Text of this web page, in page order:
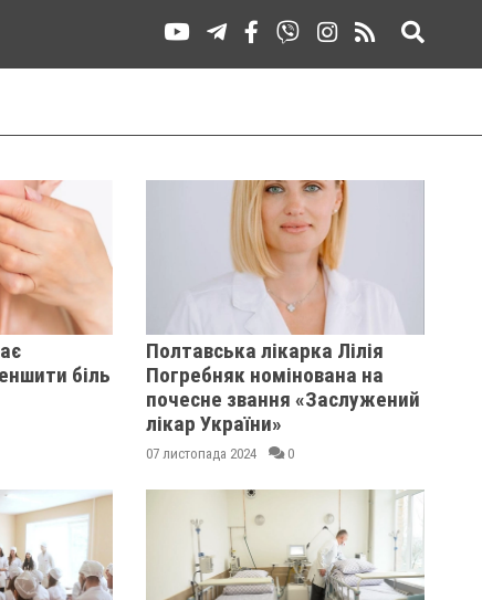
біль
Полтавська лікарка Лілія
Погребняк номінована на
почесне звання «Заслужений
лікар України»
07 листопада 2024 0